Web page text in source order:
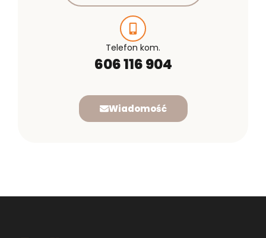
Telefon kom.
606 116 904
Wiadomość